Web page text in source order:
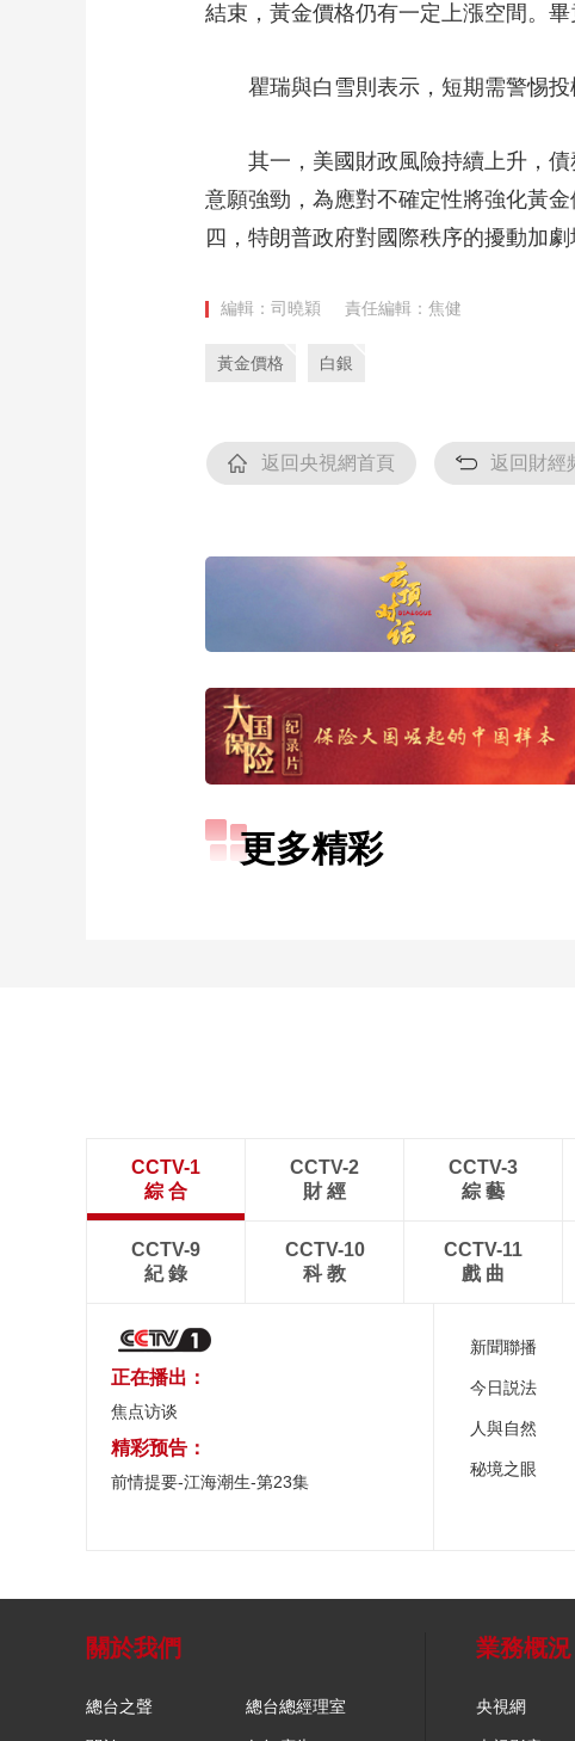
結束，黃金價格仍有一定上漲空間。
瞿瑞與白雪則表示，短期需警惕
其一，美國財政風險持續上升，
意願強勁，為應對不確定性將強化黃
四，特朗普政府對國際秩序的擾動加
編輯：司曉穎 責任編輯：焦健
黃金價格 白銀
返回央視網首頁 返回財經
更多精彩
CCTV-1
綜 合
CCTV-2
財 經
CCTV-3
綜 藝
CCTV-9
紀 錄
CCTV-10
科 教
CCTV-11
戲 曲
正在播出：
焦点访谈
精彩预告：
前情提要-江海潮生-第23集
新聞聯播
今日説法
人與自然
秘境之眼
關於我們
總台之聲 總台總經理室
業務概況
央視網